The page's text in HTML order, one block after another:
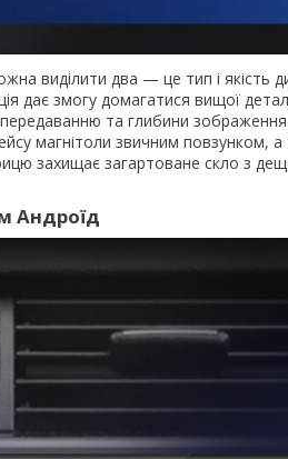
виділити два — це тип і якість
дає змогу домагатися вищої
та глибини
магнітоли звичним повзунком,
захищає загартоване скло з
Андроїд